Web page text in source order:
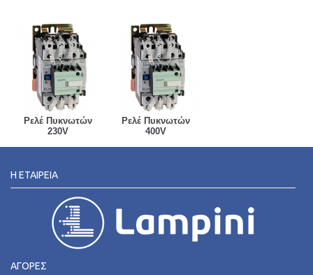
Ρελέ Πυκνωτών
230V
Ρελέ Πυκνωτών
400V
Η ΕΤΑΙΡΕΊΑ
ΑΓΟΡΕΣ